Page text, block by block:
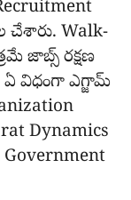
Walk-
జాబ్స్ రక్షణ
ఏ విధంగా ఎగ్జామ్
Dynamics